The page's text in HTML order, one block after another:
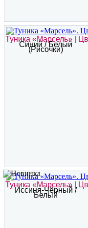
Туника «Марсель» |
Синий / Белый
(рисочки)
Туника «Марсель» |
Иссиня-Чёрный /
Белый